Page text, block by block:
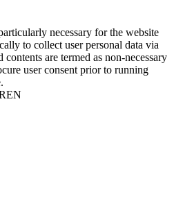
necessary for the website
to collect user personal data via
are termed as non-necessary
user consent prior to running